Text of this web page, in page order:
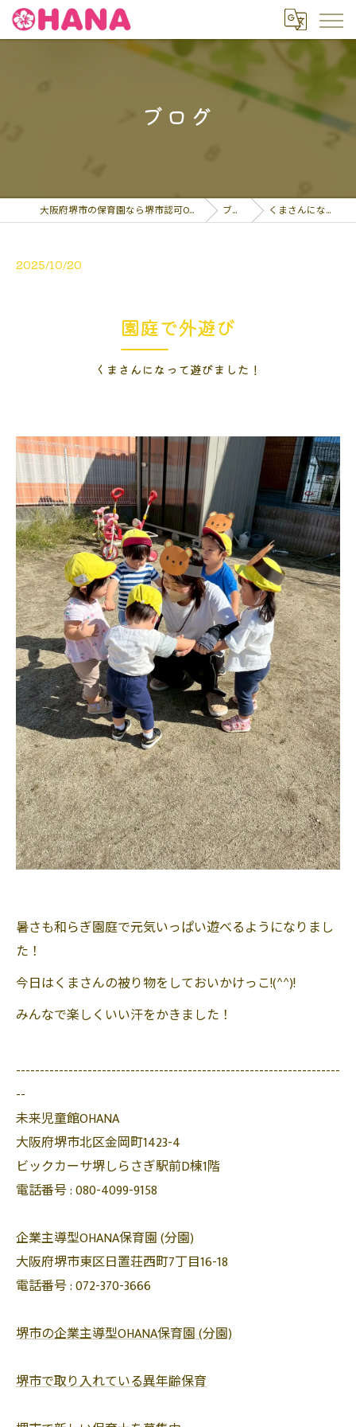
ブログ
大阪府堺市の保育園なら堺市認可OHANA保育園 ブログ くまさんになって遊…
2025/10/20
園庭で外遊び
くまさんになって遊びました！
暑さも和らぎ園庭で元気いっぱい遊べるようになりまし
た！
今日はくまさんの被り物をしておいかけっこ!(^^)!
みんなで楽しくいい汗をかきました！
--------------------------------------------------------------------
--
未来児童館OHANA
大阪府堺市北区金岡町1423-4
ビックカーサ堺しらさぎ駅前D棟1階
電話番号 :080-4099-9158
企業主導型OHANA保育園 (分園)
大阪府堺市東区日置荘西町7丁目16-18
電話番号 :072-370-3666
堺市の企業主導型OHANA保育園 (分園)
堺市で取り入れている異年齢保育